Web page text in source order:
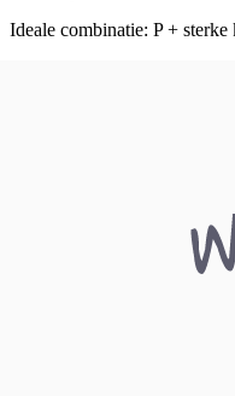
Ideale combinatie: P +